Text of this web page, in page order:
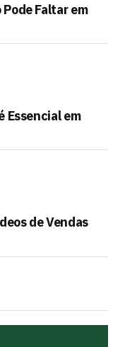
Pode Faltar em
Essencial em
de Vendas